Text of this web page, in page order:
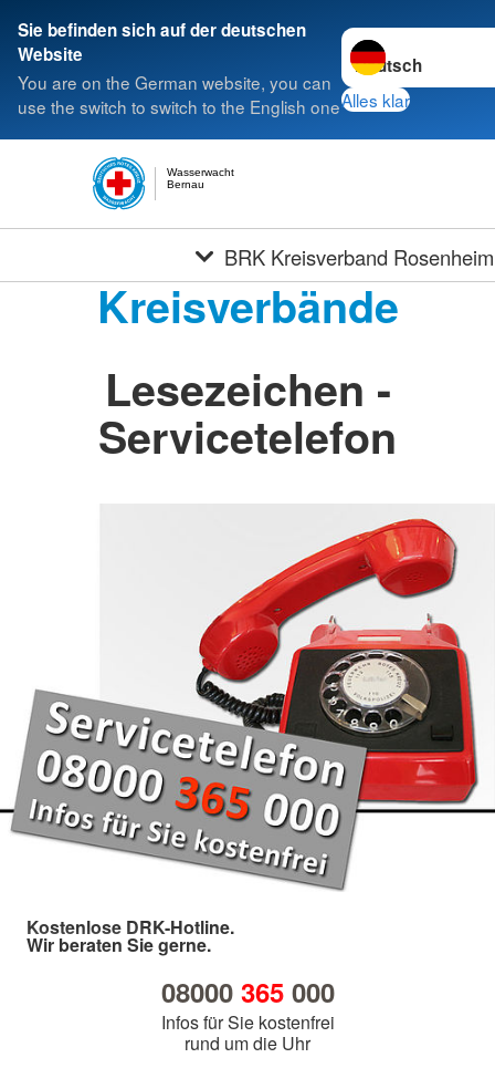
Sie befinden sich auf der deutschen
Website
You are on the German website, you can
use the switch to switch to the English one
Sprache wechseln
Alles klar
Bernau
Wasserwacht
BRK Kreisverband Rosenheim
Kreisverbände
Lesezeichen -
Servicetelefon
Kostenlose DRK-Hotline.
Wir beraten Sie gerne.
08000 365000
Infos für Sie kostenfrei
rund um die Uhr